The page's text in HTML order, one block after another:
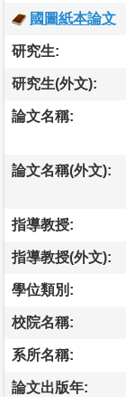
國圖紙本論文
研究生:
研究生(外文):
論文名稱:
論文名稱(外文):
指導教授:
指導教授(外文):
學位類別:
校院名稱:
系所名稱:
論文出版年: